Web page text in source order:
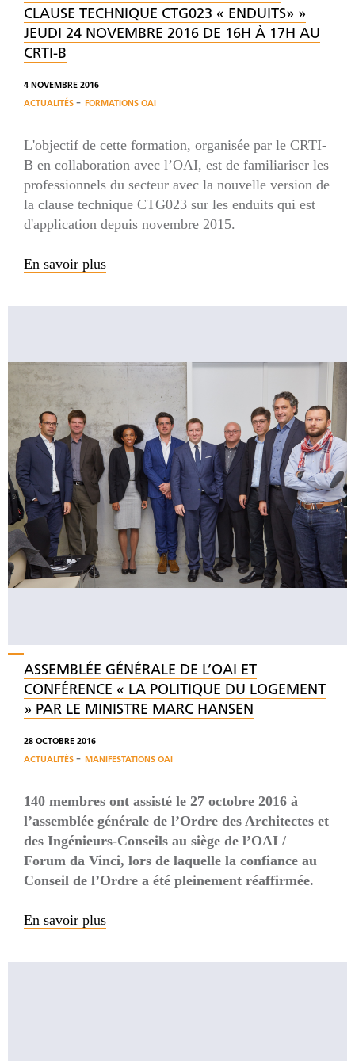
CLAUSE TECHNIQUE CTG023 « ENDUITS» »
JEUDI 24 NOVEMBRE 2016 DE 16H À 17H AU
CRTI-B
4 NOVEMBRE 2016
ACTUALITÉS - FORMATIONS OAI
L'objectif de cette formation, organisée par le CRTI-
B en collaboration avec l’OAI, est de familiariser les
professionnels du secteur avec la nouvelle version de
la clause technique CTG023 sur les enduits qui est
d'application depuis novembre 2015.
En savoir plus
ASSEMBLÉE GÉNÉRALE DE L’OAI ET
CONFÉRENCE « LA POLITIQUE DU LOGEMENT
» PAR LE MINISTRE MARC HANSEN
28 OCTOBRE 2016
ACTUALITÉS - MANIFESTATIONS OAI
140 membres ont assisté le 27 octobre 2016 à
l’assemblée générale de l’Ordre des Architectes et
des Ingénieurs-Conseils au siège de l’OAI /
Forum da Vinci, lors de laquelle la confiance au
Conseil de l’Ordre a été pleinement réaffirmée.
En savoir plus